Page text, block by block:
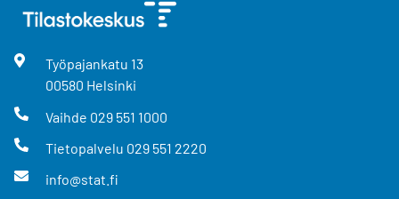
Työpajankatu 13
00580 Helsinki
Vaihde 029 551 1000
Tietopalvelu 029 551 2220
info@stat.fi